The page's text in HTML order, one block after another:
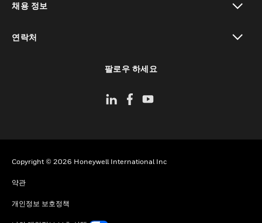
채용 정보
연락처
팔로우 하세요
Copyright © 2026 Honeywell International Inc
약관
개인정보 보호정책